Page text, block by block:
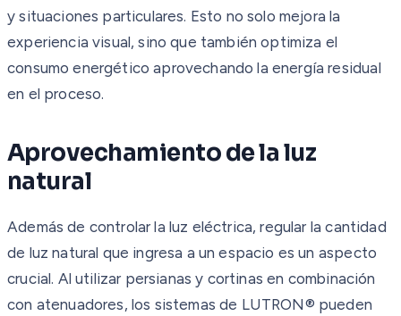
y situaciones particulares. Esto no solo mejora la
experiencia visual, sino que también optimiza el
consumo energético aprovechando la energía residual
en el proceso.
Aprovechamiento de la luz
natural
Además de controlar la luz eléctrica, regular la cantidad
de luz natural que ingresa a un espacio es un aspecto
crucial. Al utilizar persianas y cortinas en combinación
con atenuadores, los sistemas de LUTRON® pueden